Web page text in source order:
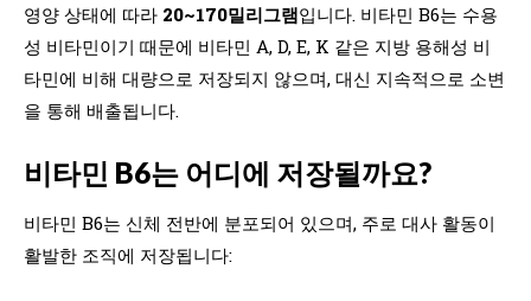
영양 상태에 따라 20~170밀리그램입니다. 비타민 B6는 수용
성 비타민이기 때문에 비타민 A, D, E, K 같은 지방 용해성 비
타민에 비해 대량으로 저장되지 않으며, 대신 지속적으로 소변
을 통해 배출됩니다.
비타민 B6는 어디에 저장될까요?
비타민 B6는 신체 전반에 분포되어 있으며, 주로 대사 활동이
활발한 조직에 저장됩니다: